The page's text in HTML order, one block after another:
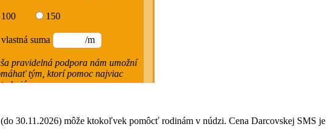
(do 30.11.2026) môže ktokoľvek pomôcť rodinám v núdzi. Cena Darcovskej SMS je